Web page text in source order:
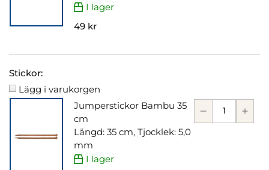
I lager
49 kr
Stickor:
Lägg i varukorgen
Jumperstickor Bambu 35
cm
Längd: 35 cm, Tjocklek: 5,0
mm
I lager